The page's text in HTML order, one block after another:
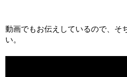
動画でもお伝えしているので、そ
い。